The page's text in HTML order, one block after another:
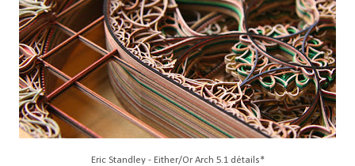
Eric Standley - Either/Or Arch 5.1 détails*